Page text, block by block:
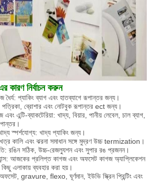
কারণ নির্বাচন করুন
ধৈর্য: প্যাকিং ব্যাগ এবং হাতব্যাগে রূপান্তর জন্য।
পত্রিকা, ব্রোশার এবং নোটবুক রূপান্তর ect জন্য।
এন্টি-ব্যাকটেরিয়া: খাদ্য, বিয়ার, পানীয় লেবেল, চাল ব্যাগ,
স্পর্শযোগ্য: খাদ্য প্যাকিং জন্য।
কালি এবং ঝরনা সমাধান সঙ্গে মুদ্রণ উচ্চ termization।
রঙিন সঠিক, উচ্চ-রেজল্যুশন এবং সুপার রঙ প্রজনন।
আজকের প্রলিপ্ত কাগজ এবং অফসেট কাগজ অ্যাপ্লিকেশন
এলাকায় ব্যবহার করা হয়।
gravure, flexo, ঘূর্ণমান, ইউভি স্ক্রিন প্রিন্টিং এবং